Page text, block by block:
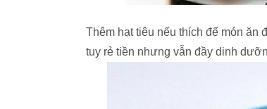
Thêm hạt tiêu nếu thích để món
tuy rẻ tiền nhưng vẫn đầy dinh